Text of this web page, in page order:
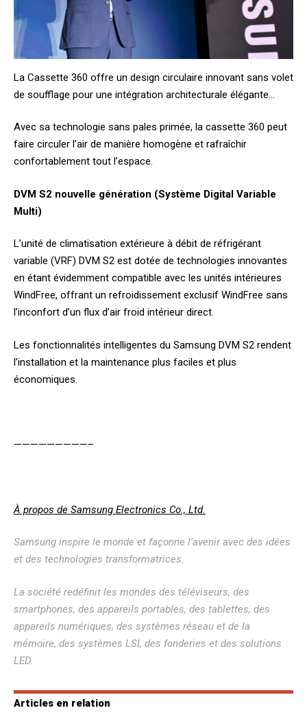
La Cassette 360 offre un design circulaire innovant sans volet
de soufflage pour une intégration architecturale élégante…
Avec sa technologie sans pales primée, la cassette 360 peut
faire circuler l’air de manière homogène et rafraîchir
confortablement tout l’espace.
DVM S2 nouvelle génération (Système Digital Variable
Multi)
L’unité de climatisation extérieure à débit de réfrigérant
variable (VRF) DVM S2 est dotée de technologies innovantes
en étant évidemment compatible avec les unités intérieures
WindFree, offrant un refroidissement exclusif WindFree sans
l’inconfort d’un flux d’air froid intérieur direct.
Les fonctionnalités intelligentes du Samsung DVM S2 rendent
l’installation et la maintenance plus faciles et plus
économiques.
—————————–
À propos de Samsung Electronics Co., Ltd.
Samsung inspire le monde et façonne l’avenir avec des idées
et des technologies transformatrices.
La société redéfinit les mondes des téléviseurs, des
smartphones, des appareils portables, des tablettes, des
appareils numériques, des systèmes réseau et de la
mémoire, des systèmes LSI, des fonderies et des solutions
LED.
Articles en relation